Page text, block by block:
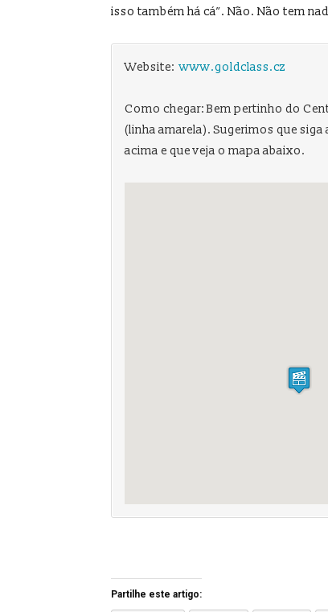
isso também há cá”. Não. Não tem
Website:www.goldclass.cz
Como chegar: Bem pertinho do
(linha amarela). Sugerimos que
acima e que veja o mapa abaixo.
Partilhe este artigo: